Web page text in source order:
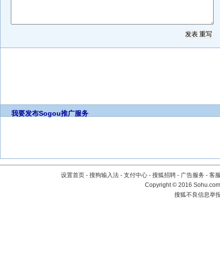
我要发布Sogou推广服务
设置首页 - 搜狗输入法 - 支付中心 - 搜狐招聘 - 广告服务 - 客
Copyright©2016
搜狐不良信息举